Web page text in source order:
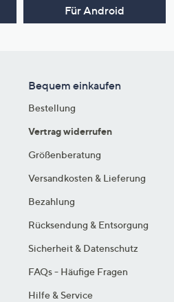
Für Android
Bequem einkaufen
Bestellung
Vertrag widerrufen
Größenberatung
Versandkosten & Lieferung
Bezahlung
Rücksendung & Entsorgung
Sicherheit & Datenschutz
FAQs - Häufige Fragen
Hilfe & Service